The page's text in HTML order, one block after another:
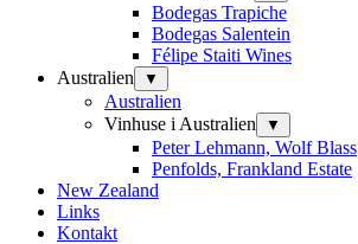
Bodegas Trapiche
Bodegas Salentein
Félipe Staiti Wines
Australien
▼
Australien
Vinhuse i Australien
▼
Peter Lehmann, Wolf Blass
Penfolds, Frankland Estate
New Zealand
Links
Kontakt